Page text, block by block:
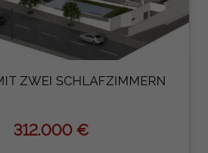
ZWEI SCHLAFZIMMERN
312.000 €